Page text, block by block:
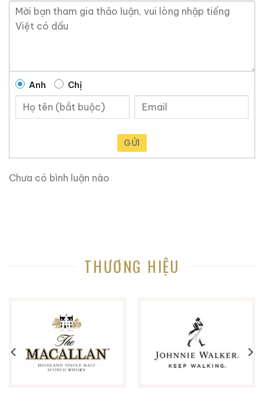
Ruouxachtay.com rất vinh dự được đồng hành cùng
các bạn trên hành trình khám phá thế giới hương vị
Anh Chị
GỬI
Chưa có bình luận nào
THƯƠNG HIỆU